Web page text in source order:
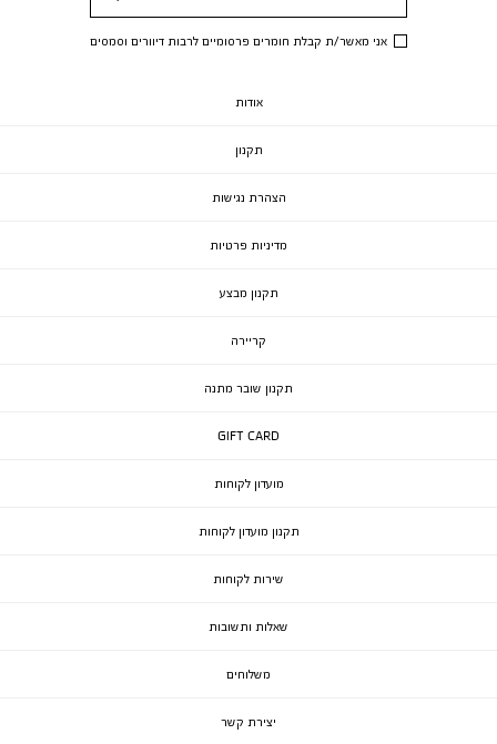
אני מאשר/ת קבלת חומרים פרסומיים לרבות דיוורים וסמסים
אודות
תקנון
הצהרת נגישות
מדיניות פרטיות
תקנון מבצע
קריירה
תקנון שובר מתנה
GIFT CARD
מועדון לקוחות
תקנון מועדון לקוחות
שירות לקוחות
שאלות ותשובות
משלוחים
יצירת קשר